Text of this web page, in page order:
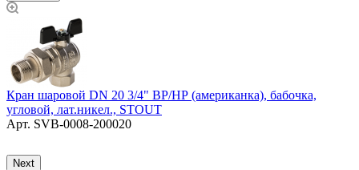
Кран шаровой DN 20 3/4" ВР/НР (американка), бабочка,
угловой, лат.никел., STOUT
Арт. SVB-0008-200020
Next